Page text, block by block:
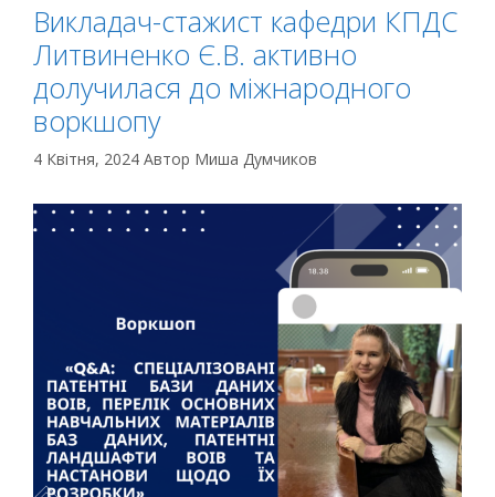
Викладач-стажист кафедри КПДС
Литвиненко Є.В. активно
долучилася до міжнародного
воркшопу
4 Квітня, 2024 Автор Миша Думчиков